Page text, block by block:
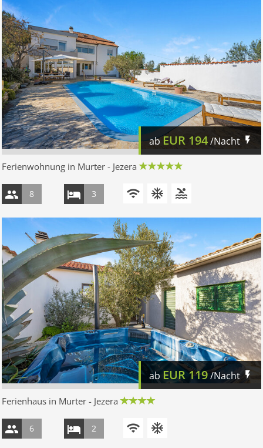
abEUR 194/Nacht
Ferienwohnung in Murter - Jezera
8 3
ab EUR119/Nacht
Ferienhaus in Murter - Jezera
6 2